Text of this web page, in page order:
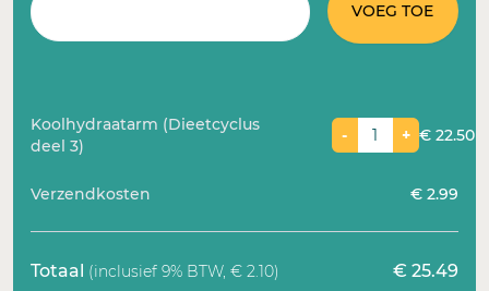
VOEG TOE
Koolhydraatarm (Dieetcyclus
deel 3)
- + € 22.50
Verzendkosten € 2.99
Totaal (inclusief 9% BTW, € 2.10) € 25.49